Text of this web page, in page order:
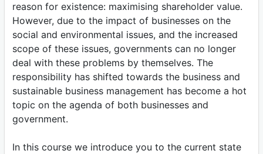
reason for existence: maximising shareholder value.
However, due to the impact of businesses on the
social and environmental issues, and the increased
scope of these issues, governments can no longer
deal with these problems by themselves. The
responsibility has shifted towards the business and
sustainable business management has become a hot
topic on the agenda of both businesses and
government.
In this course we introduce you to the current state